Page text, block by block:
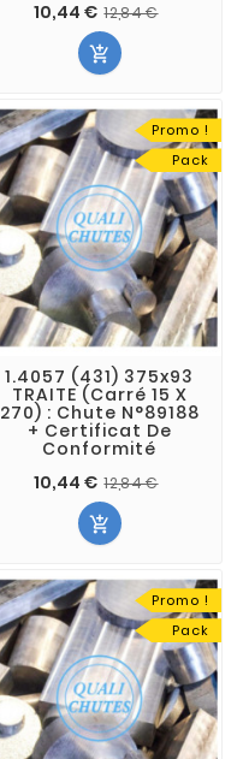
10,44 € 12,84 €

Promo !
Pack
1.4057 (431) 375x93
TRAITE (Carré 15 X
270) : Chute N°89188
+ Certificat De
Conformité
10,44 € 12,84 €

Promo !
Pack